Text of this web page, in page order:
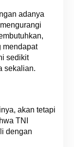
adanya
mendapat
sedikit
sekalian.
akan tetapi
TNI
dengan